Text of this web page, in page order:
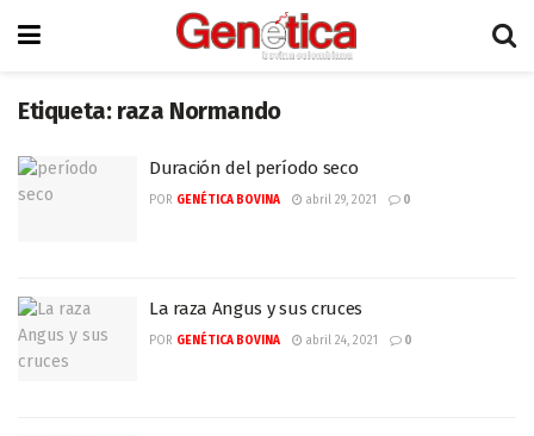
Etiqueta: raza Normando
Duración del período seco
POR GENÉTICA BOVINA abril 29, 2021 0
La raza Angus y sus cruces
POR GENÉTICA BOVINA abril 24, 2021 0